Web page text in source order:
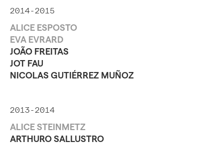
2014-2015
ALICE ESPOSTO
EVA EVRARD
JOÃO FREITAS
JOT FAU
NICOLAS GUTIÉRREZ MUÑOZ
2013-2014
ALICE STEINMETZ
ARTHURO SALLUSTRO